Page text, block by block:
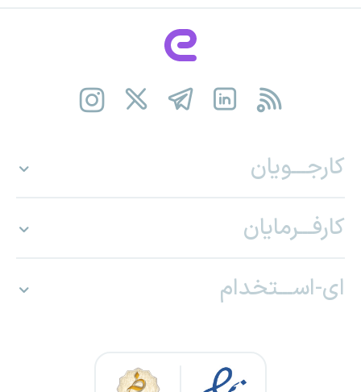
کارجـــویان
کارفـــرمایان
ای-اســـتخدام